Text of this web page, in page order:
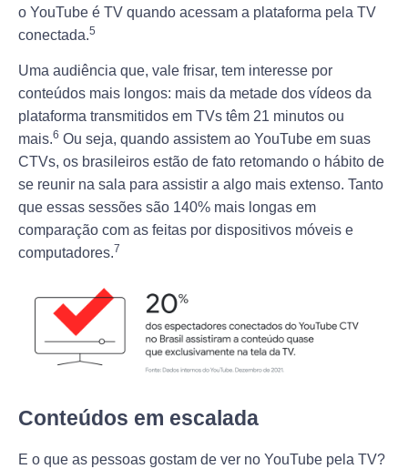
o YouTube é TV quando acessam a plataforma pela TV
conectada.5
Uma audiência que, vale frisar, tem interesse por
conteúdos mais longos: mais da metade dos vídeos da
plataforma transmitidos em TVs têm 21 minutos ou
mais.6 Ou seja, quando assistem ao YouTube em suas
CTVs, os brasileiros estão de fato retomando o hábito de
se reunir na sala para assistir a algo mais extenso. Tanto
que essas sessões são 140% mais longas em
comparação com as feitas por dispositivos móveis e
computadores.7
Conteúdos em escalada
E o que as pessoas gostam de ver no YouTube pela TV?